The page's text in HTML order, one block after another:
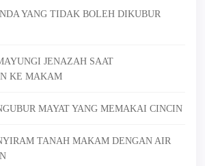
YANG TIDAK BOLEH DIKUBUR
JENAZAH SAAT
KE MAKAM
MAYAT YANG MEMAKAI CINCIN
TANAH MAKAM DENGAN AIR